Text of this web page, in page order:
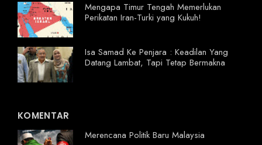
Mengapa Timur Tengah Memerlukan
Perikatan Iran-Turki yang Kukuh!
Isa Samad Ke Penjara : Keadilan Yang
Datang Lambat, Tapi Tetap Bermakna
KOMENTAR
Merencana Politik Baru Malaysia